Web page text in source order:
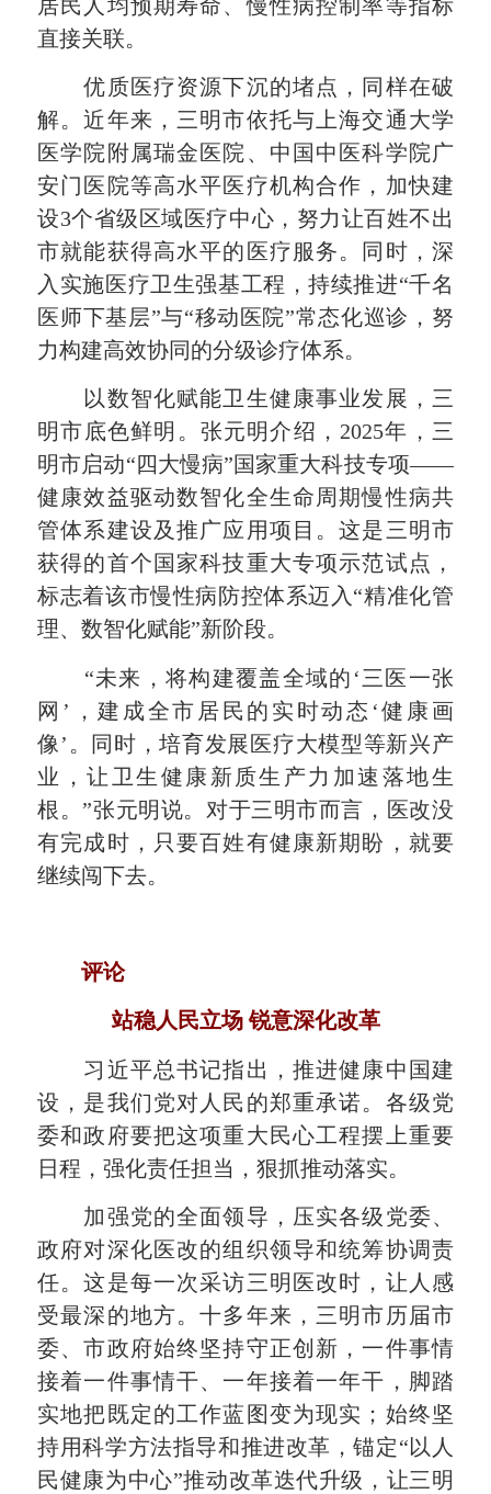
居民人均预期寿命、慢性病控制率等指标
直接关联。
优质医疗资源下沉的堵点， 同样在破
解。近年来，三明市依托与上海交通大学
医学院附属瑞金医院、中国中医科学院广
安门医院等高水平医疗机构合作，加快建
设3个省级区域医疗中心，努力让百姓不出
市就能获得高水平的医疗服务。同时，深
入实施医疗卫生强基工程，持续推进“千名
医师下基层”与“移动医院”常态化巡诊，努
力构建高效协同的分级诊疗体系。
以数智化赋能卫生健康事业发展，三
明市底色鲜明。张元明介绍，2025年，三
明市启动“四大慢病”国家重大科技专项——
健康效益驱动数智化全生命周期慢性病共
管体系建设及推广应用项目。这是三明市
获得的首个国家科技重大专项示范试点，
标志着该市慢性病防控体系迈入“精准化管
理、数智化赋能”新阶段。
“未来，将构建覆盖全域的‘三医一张
网’，建成全市居民的实时动态‘健康画
像’。同时，培育发展医疗大模型等新兴产
业，让卫生健康新质生产力加速落地生
根。”张元明说。对于三明市而言，医改没
有完成时，只要百姓有健康新期盼，就要
继续闯下去。
评论
站稳人民立场 锐意深化改革
习近平总书记指出，推进健康中国建
设，是我们党对人民的郑重承诺。各级党
委和政府要把这项重大民心工程摆上重要
日程，强化责任担当，狠抓推动落实。
加强党的全面领导，压实各级党委、
政府对深化医改的组织领导和统筹协调责
任。这是每一次采访三明医改时，让人感
受最深的地方。十多年来，三明市历届市
委、市政府始终坚持守正创新，一件事情
接着一件事情干、一年接着一年干，脚踏
实地把既定的工作蓝图变为现实；始终坚
持用科学方法指导和推进改革，锚定“以人
民健康为中心”推动改革迭代升级，让三明